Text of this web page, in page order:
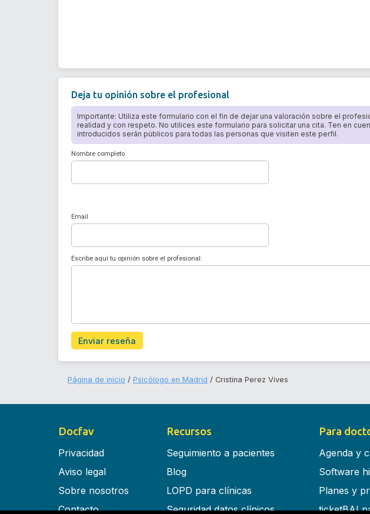
Deja tu opinión sobre el profesional
Importante: Utiliza este formulario con el fin de dejar una valoración sobre el
realidad y con respeto. No utilices este formulario para solicitar una cita. Ten en
introducidos serán públicos para todas las personas que visiten este perfil.
Nombre completo
Email
Escribe aquí tu opinión sobre el profesional:
Enviar reseña
Página de inicio Psicólogo en Madrid Cristina Perez Vives
Docfav
Privacidad
Aviso legal
Sobre nosotros
Contacto
Recursos
Seguimiento a pacientes
Blog
LOPD para clínicas
Seguridad datos clínicos
Para
Agenda y
Software
Planes y
ticketBAI